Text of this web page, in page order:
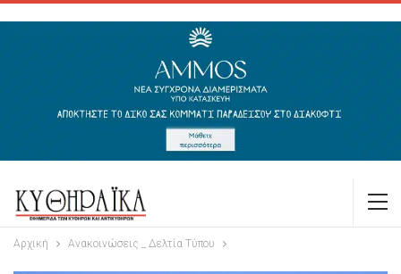
Αρχική Ανακοινώσεις _ Δελτία Τύπου